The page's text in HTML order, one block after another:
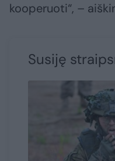
kooperuoti“, –
Susiję